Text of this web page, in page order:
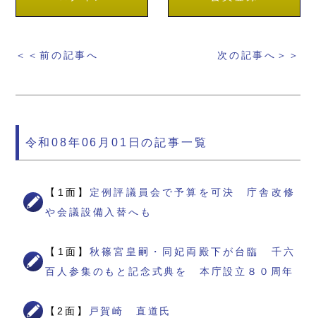
＜＜前の記事へ 次の記事へ＞＞
令和08年06月01日の記事一覧
【1面】 定例評議員会で予算を可決 庁舎改修
や会議設備入替へも
【1面】秋篠宮皇嗣・同妃両殿下が台臨 千六
百人参集のもと記念式典を 本庁設立８０周年
【2面】 戸賀崎 直道氏